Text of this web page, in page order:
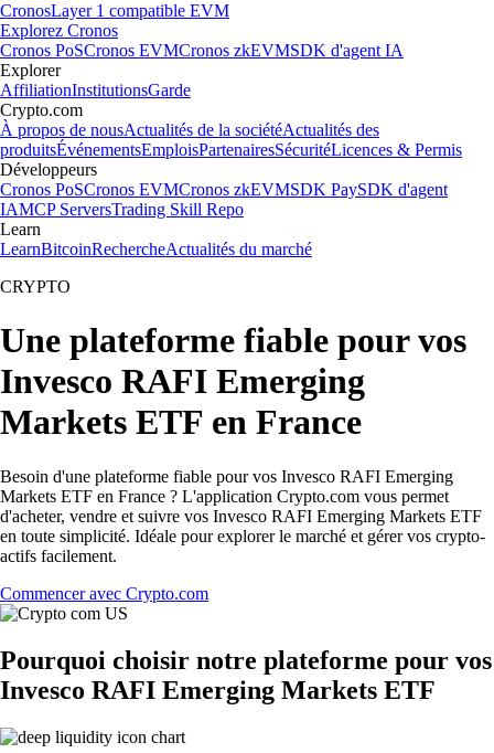
CronosLayer 1 compatible EVM
Explorez Cronos
Cronos PoSCronos EVMCronos zkEVMSDK d'agent IA
Explorer
AffiliationInstitutionsGarde
Crypto.com
À propos de nousActualités de la sociétéActualités des
produitsÉvénementsEmploisPartenairesSécuritéLicences & Permis
Développeurs
Cronos PoSCronos EVMCronos zkEVMSDK PaySDK d'agent
IAMCP ServersTrading Skill Repo
Learn
LearnBitcoinRechercheActualités du marché
CRYPTO
Une plateforme fiable pour vos
Invesco RAFI Emerging
Markets ETF en France
Besoin d'une plateforme fiable pour vos Invesco RAFI Emerging
Markets ETF en France ? L'application Crypto.com vous permet
d'acheter, vendre et suivre vos Invesco RAFI Emerging Markets ETF
en toute simplicité. Idéale pour explorer le marché et gérer vos crypto-
actifs facilement.
Commencer avec Crypto.com
Pourquoi choisir notre plateforme pour vos
Invesco RAFI Emerging Markets ETF